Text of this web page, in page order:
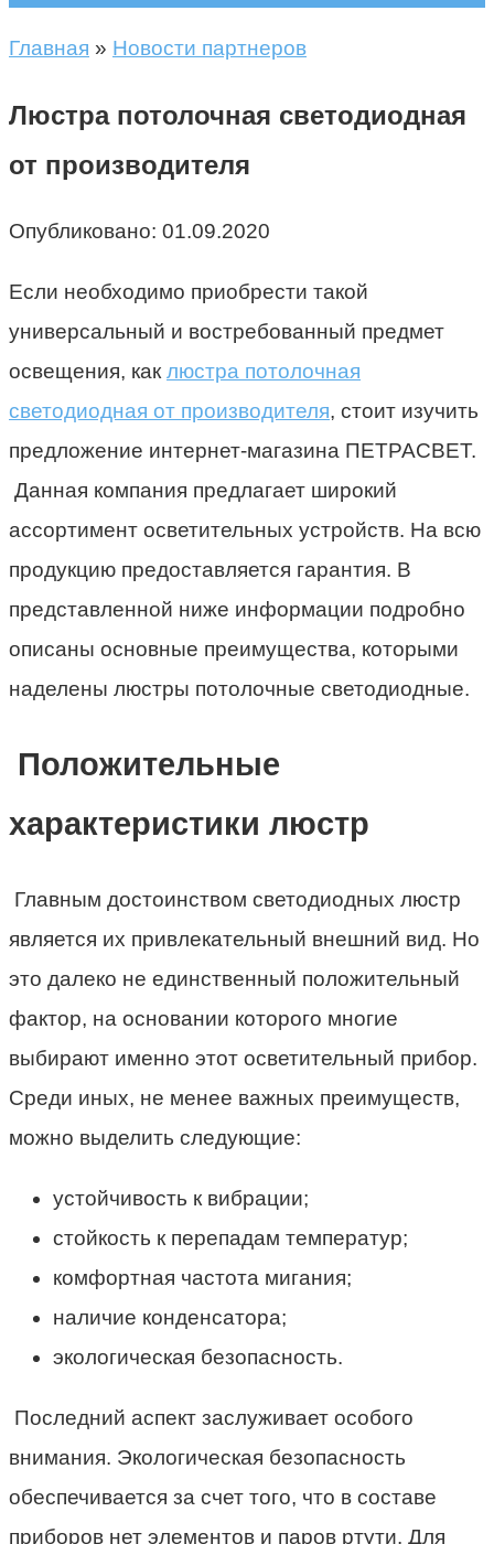
Главная » Новости партнеров
Люстра потолочная светодиодная
от производителя
Опубликовано: 01.09.2020
Если необходимо приобрести такой
универсальный и востребованный предмет
освещения, как люстра потолочная
светодиодная от производителя, стоит изучить
предложение интернет-магазина ПЕТРАСВЕТ.
Данная компания предлагает широкий
ассортимент осветительных устройств. На всю
продукцию предоставляется гарантия. В
представленной ниже информации подробно
описаны основные преимущества, которыми
наделены люстры потолочные светодиодные.
Положительные
характеристики люстр
Главным достоинством светодиодных люстр
является их привлекательный внешний вид. Но
это далеко не единственный положительный
фактор, на основании которого многие
выбирают именно этот осветительный прибор.
Среди иных, не менее важных преимуществ,
можно выделить следующие:
устойчивость к вибрации;
стойкость к перепадам температур;
комфортная частота мигания;
наличие конденсатора;
экологическая безопасность.
Последний аспект заслуживает особого
внимания. Экологическая безопасность
обеспечивается за счет того, что в составе
приборов нет элементов и паров ртути. Для